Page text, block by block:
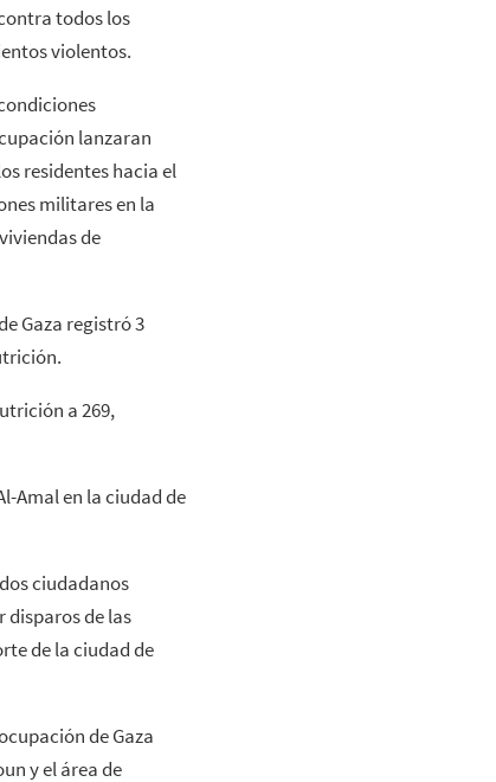
todos los
violentos.
lanzaran
residentes hacia el
militares en la
de
Gaza registró 3
a 269,
Amal en la ciudad de
ciudadanos
disparos de las
de la ciudad de
de Gaza
y el área de